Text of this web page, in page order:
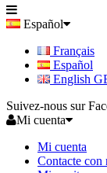
Español
Français
Español
English
Suivez-nous sur
Mi cuenta
Mi cuenta
Contacte con